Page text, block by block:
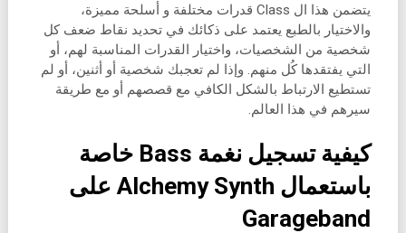
يتضمن هذا ال Class قدرات مختلفة و أسلحة مميزة،
والاختيار بالطبع يعتمد على ذكائك في تحديد نقاط ضعف كل
شخصية من الشخصيات، واختيار القدرات المناسبة لهم، أو
التي يفتقدها كُل منهم. وإذا لم تعجبك شخصية أو أثنين، أو لم
تستطيع الارتباط بالشكل الكافي مع قصصهم أو مع طريقة
سيرهم في هذا العالم.
كيفية تسجيل نغمة Bass خاصة
باستعمال Alchemy Synth على
Garageband